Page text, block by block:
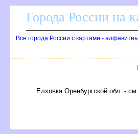
Города России на
се города России с картами -
Елховка Оренбургской обл. -